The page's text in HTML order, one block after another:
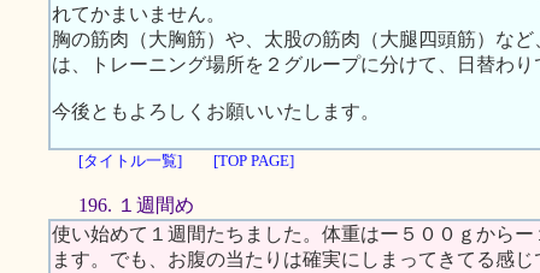
れてかまいません。
胸の筋肉（大胸筋）や、太股の筋肉（大腿四頭筋）な
は、トレーニング場所を２グループに分けて、日替わ
今後ともよろしくお願いいたします。
[タイトル一覧] [TOP PAGE]
196. １週間め
使い始めて１週間たちました。体重はー５００ｇから
ます。でも、お腹の当たりは確実にしまってきてる感